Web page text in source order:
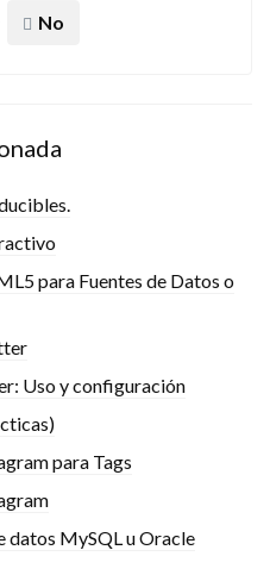
No
para Fuentes de Datos o
Uso y configuración
para Tags
datos MySQL u Oracle